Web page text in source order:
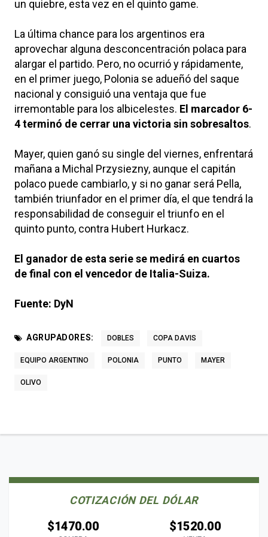
un quiebre, esta vez en el quinto game.
La última chance para los argentinos era
aprovechar alguna desconcentración polaca para
alargar el partido. Pero, no ocurrió y rápidamente,
en el primer juego, Polonia se adueñó del saque
nacional y consiguió una ventaja que fue
irremontable para los albicelestes. El marcador 6-
4 terminó de cerrar una victoria sin sobresaltos.
Mayer, quien ganó su single del viernes, enfrentará
mañana a Michal Przysiezny, aunque el capitán
polaco puede cambiarlo, y si no ganar será Pella,
también triunfador en el primer día, el que tendrá la
responsabilidad de conseguir el triunfo en el
quinto punto, contra Hubert Hurkacz.
El ganador de esta serie se medirá en cuartos
de final con el vencedor de Italia-Suiza.
Fuente: DyN
AGRUPADORES: DOBLES COPA DAVIS
EQUIPO ARGENTINO POLONIA PUNTO MAYER
OLIVO
COTIZACIÓN DEL DÓLAR
$1470.00 $1520.00